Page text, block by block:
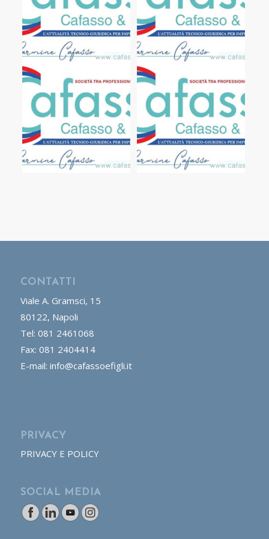
CONTATTI
Viale A. Gramsci, 15
80122, Napoli
Tel: 081 2461068
Fax: 081 2404414
E-mail: info@cafassoefigli.it
PRIVACY
PRIVACY E POLICY
SOCIAL MEDIA